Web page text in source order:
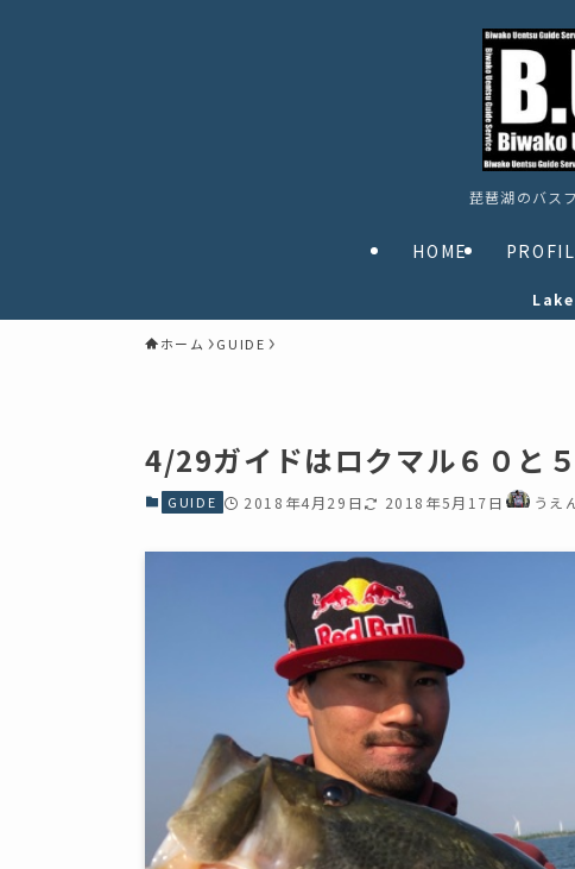
琵琶湖のバス
HOME
ホーム GUIDE
4/29ガイドはロクマル６０と
GUIDE 2018年4月29日 2018年5月17日 うえ